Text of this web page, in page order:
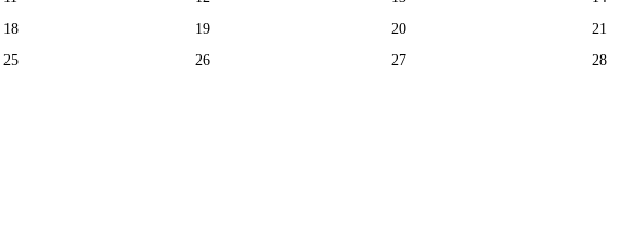
18 19 20 21
25 26 27 28